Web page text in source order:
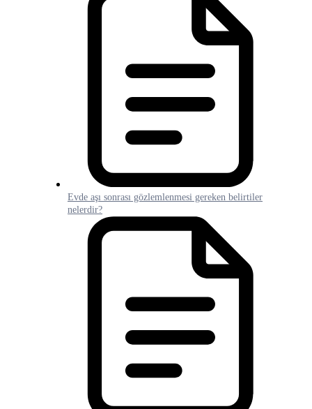
Evde aşı sonrası gözlemlenmesi gereken belirtiler
nelerdir?